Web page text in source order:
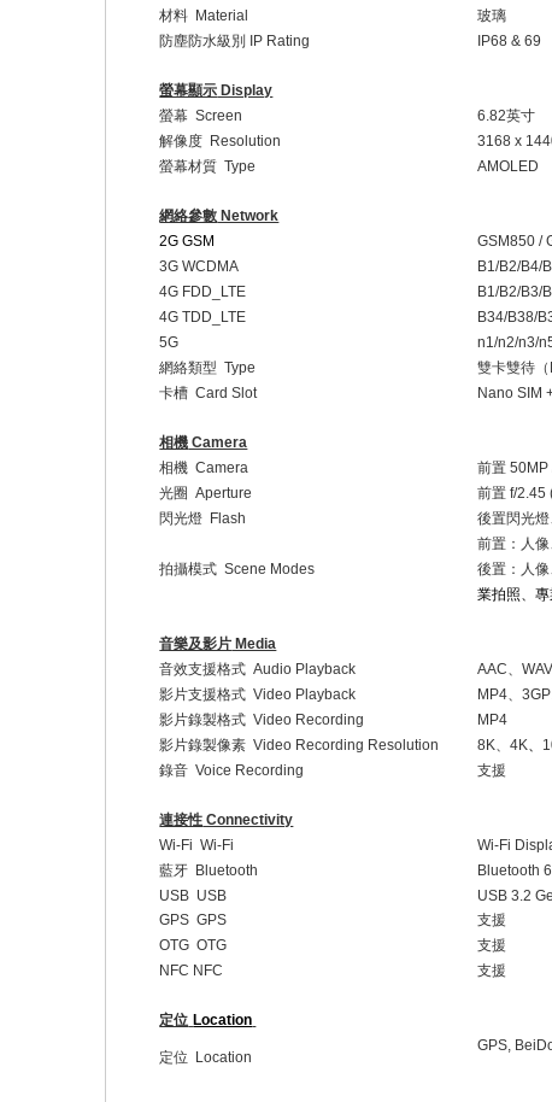
材料 Material
玻璃
防塵防水級別 IP Rating IP68 & 69
螢幕顯示 Display
螢幕 Screen 6.82英寸
解像度 Resolution
3168 x
螢幕材質 Type AMOLED
網絡參數 Network
2G GSM
GSM850 /
3G WCDMA
B1/B2/B4/
4G FDD_LTE
B1/B2/B3/
4G TDD_LTE
B34/B38/
5G
n1/n2/n3/
網絡類型 Type 雙卡雙待（
卡槽 Card Slot Nano SIM
相機 Camera
相機 Camera 前置
光圈 Aperture 前置 f/2.45
閃光燈 Flash 後置閃光
拍攝模式 Scene Modes
前置：人
後置：人
業拍照、
音樂及影片 Media
音效支援格式 Audio Playback AAC 、WAV
影片支援格式 Video Playback MP4 、3GP
影片錄製格式 Video Recording
MP4
影片錄製像素 Video Recording Resolution 8K 、4K
錄音 Voice Recording 支援
連接性 Connectivity
Wi-Fi Wi-Fi
Wi-Fi
藍牙 Bluetooth
Bluetooth 6
USB USB
USB 3.2
GPS GPS
支援
OTG OTG
支援
NFC NFC
支援
定位 Location
定位 Location
GPS,